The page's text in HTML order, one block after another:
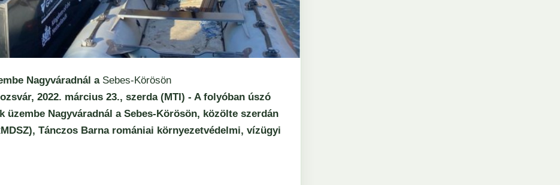
Nagyváradnál a Sebes-Körösön
2022. március 23., szerda (MTI) - A folyóban úszó
Nagyváradnál a Sebes-Körösön, közölte szerdán
Tánczos Barna romániai környezetvédelmi, vízügyi